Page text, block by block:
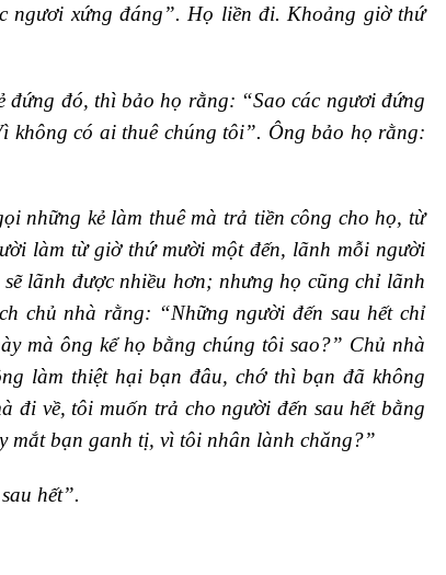
ngươi xứng đáng”. Họ liền đi. Khoảng giờ thứ
đó, thì bảo họ rằng: “Sao các ngươi đứng
không có ai thuê chúng tôi”. Ông bảo họ rằng:
những kẻ làm thuê mà trả tiền công cho họ, từ
làm từ giờ thứ mười một đến, lãnh mỗi người
lãnh được nhiều hơn; nhưng họ cũng chỉ lãnh
chủ nhà rằng: “Những người đến sau hết chỉ
mà ông kể họ bằng chúng tôi sao?” Chủ nhà
làm thiệt hại bạn đâu, chớ thì bạn đã không
đi về, tôi muốn trả cho người đến sau hết bằng
mắt bạn ganh tị, vì tôi nhân lành chăng?”
hết”.